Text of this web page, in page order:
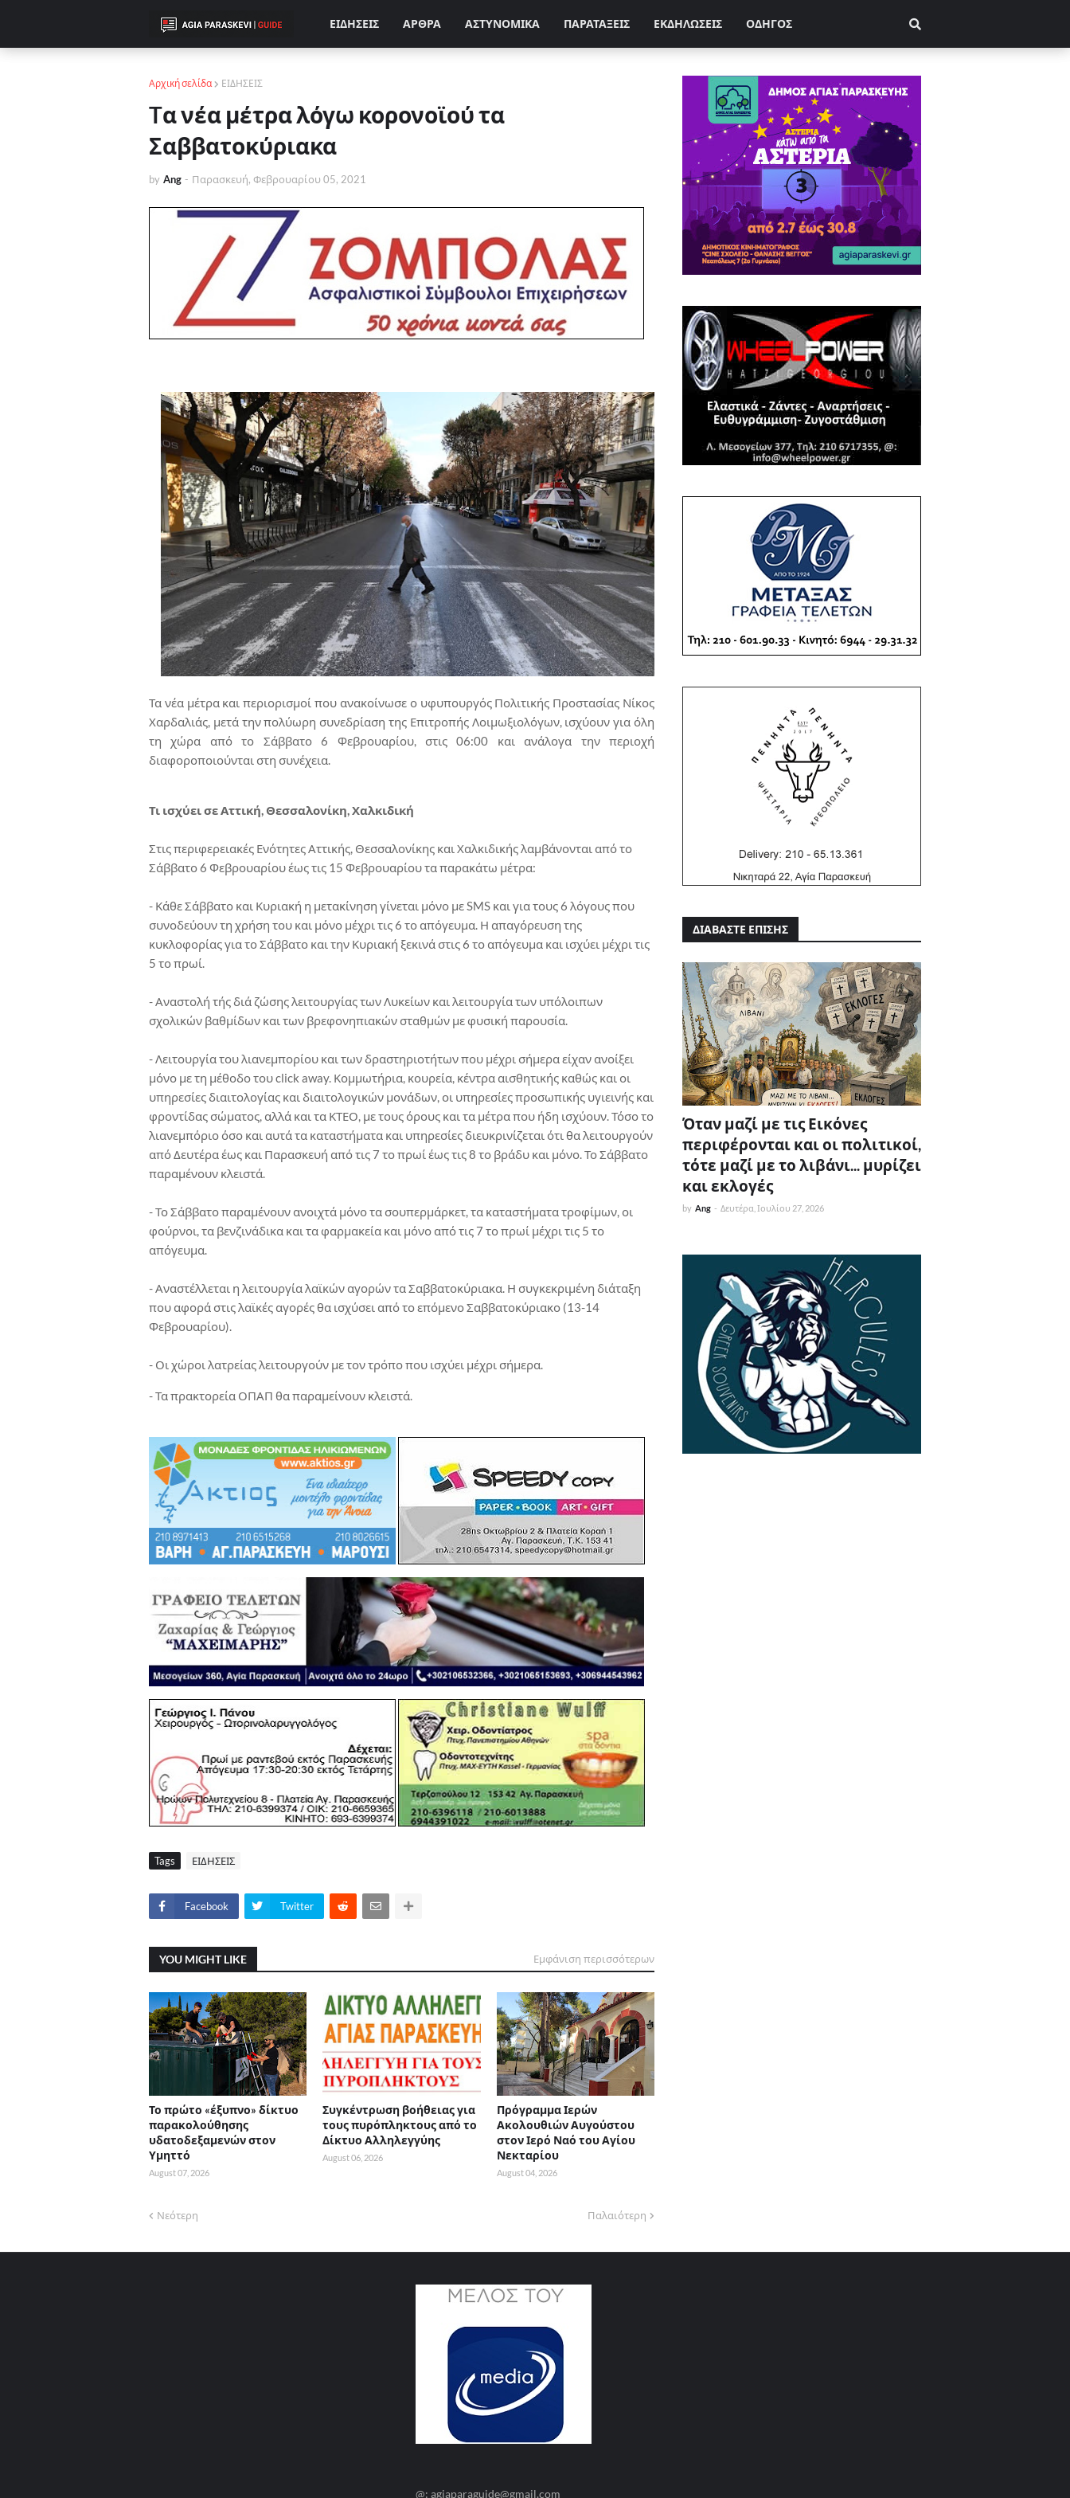
ΕΙΔΗΣΕΙΣ ΑΡΘΡΑ ΑΣΤΥΝΟΜΙΚΑ ΠΑΡΑΤΑΞΕΙΣ ΕΚΔΗΛΩΣΕΙΣ ΟΔΗΓΟΣ
Αρχική σελίδα ΕΙΔΗΣΕΙΣ
Tα νέα μέτρα λόγω κορονοϊού τα
Σαββατοκύριακα
by Ang - Παρασκευή, Φεβρουαρίου 05, 2021
Τα νέα μέτρα και περιορισμοί που ανακοίνωσε ο υφυπουργός Πολιτικής Προστασίας Νίκος
Χαρδαλιάς, μετά την πολύωρη συνεδρίαση της Επιτροπής Λοιμωξιολόγων, ισχύουν για όλη
τη χώρα από το Σάββατο 6 Φεβρουαρίου, στις 06:00 και ανάλογα την περιοχή
διαφοροποιούνται στη συνέχεια.
Τι ισχύει σε Αττική, Θεσσαλονίκη, Χαλκιδική
Στις περιφερειακές Ενότητες Αττικής, Θεσσαλονίκης και Χαλκιδικής λαμβάνονται από το
Σάββατο 6 Φεβρουαρίου έως τις 15 Φεβρουαρίου τα παρακάτω μέτρα:
- Κάθε Σάββατο και Κυριακή η μετακίνηση γίνεται μόνο με SMS και για τους 6 λόγους που
συνοδεύουν τη χρήση του και μόνο μέχρι τις 6 το απόγευμα. Η απαγόρευση της
κυκλοφορίας για το Σάββατο και την Κυριακή ξεκινά στις 6 το απόγευμα και ισχύει μέχρι τις
5 το πρωί.
- Αναστολή τής διά ζώσης λειτουργίας των Λυκείων και λειτουργία των υπόλοιπων
σχολικών βαθμίδων και των βρεφονηπιακών σταθμών με φυσική παρουσία.
- Λειτουργία του λιανεμπορίου και των δραστηριοτήτων που μέχρι σήμερα είχαν ανοίξει
μόνο με τη μέθοδο του click away. Κομμωτήρια, κουρεία, κέντρα αισθητικής καθώς και οι
υπηρεσίες διαιτολογίας και διαιτολογικών μονάδων, οι υπηρεσίες προσωπικής υγιεινής και
φροντίδας σώματος, αλλά και τα ΚΤΕΟ, με τους όρους και τα μέτρα που ήδη ισχύουν. Τόσο το
λιανεμπόριο όσο και αυτά τα καταστήματα και υπηρεσίες διευκρινίζεται ότι θα λειτουργούν
από Δευτέρα έως και Παρασκευή από τις 7 το πρωί έως τις 8 το βράδυ και μόνο. Το Σάββατο
παραμένουν κλειστά.
- Το Σάββατο παραμένουν ανοιχτά μόνο τα σουπερμάρκετ, τα καταστήματα τροφίμων, οι
φούρνοι, τα βενζινάδικα και τα φαρμακεία και μόνο από τις 7 το πρωί μέχρι τις 5 το
απόγευμα.
- Αναστέλλεται η λειτουργία λαϊκών αγορών τα Σαββατοκύριακα. Η συγκεκριμένη διάταξη
που αφορά στις λαϊκές αγορές θα ισχύσει από το επόμενο Σαββατοκύριακο (13-14
Φεβρουαρίου).
- Οι χώροι λατρείας λειτουργούν με τον τρόπο που ισχύει μέχρι σήμερα.
- Τα πρακτορεία ΟΠΑΠ θα παραμείνουν κλειστά.
Tags ΕΙΔΗΣΕΙΣ
Facebook Twitter
YOU MIGHT LIKE Εμφάνιση περισσότερων
Το πρώτο «έξυπνο» δίκτυο
παρακολούθησης
υδατοδεξαμενών στον
Υμηττό
August 07, 2026
Συγκέντρωση βοήθειας για
τους πυρόπληκτους από το
Δίκτυο Αλληλεγγύης
August 06, 2026
Πρόγραμμα Ιερών
Ακολουθιών Αυγούστου
στον Ιερό Ναό του Αγίου
Νεκταρίου
August 04, 2026
Νεότερη Παλαιότερη
ΔΙΑΒΑΣΤΕ ΕΠΙΣΗΣ
Όταν μαζί με τις Εικόνες
περιφέρονται και οι πολιτικοί,
τότε μαζί με το λιβάνι... μυρίζει
και εκλογές
by Ang - Δευτέρα, Ιουλίου 27, 2026
@: agiaparaguide@gmail.com